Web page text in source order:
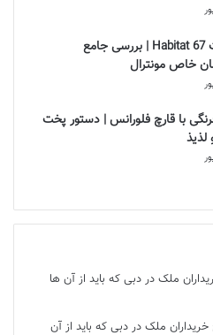
هابیتت Habitat 67 | بررسی جامع
خاص مونترال
با قارچ فلورانس | دستور پخت
ملک در دبی که باید از آن ها
خریداران ملک در دبی که باید از آن